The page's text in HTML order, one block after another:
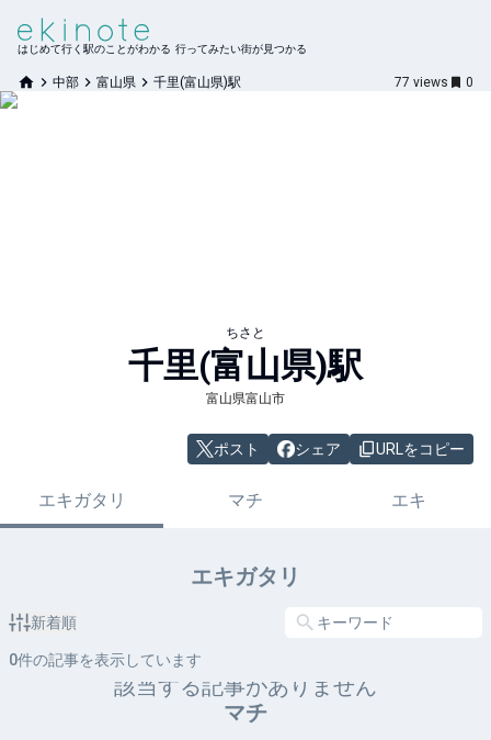
はじめて行く駅のことがわかる 行ってみたい街が見つかる
中部 富山県 千里(富山県)駅 77 views 0
ちさと
千里(富山県)駅
富山県富山市
ポスト シェア URLをコピー
エキガタリ マチ エキ
エキガタリ
新着順
0件の記事を表示しています
該当する記事がありません
マチ